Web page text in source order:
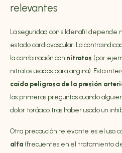
relevantes
La seguridad con sildenafil depende
estado cardiovascular. La
la combinación con nitratos (por
nitratos usados para angina). Esta
caída peligrosa de la presión
las primeras preguntas cuando
dolor torácico tras haber usado un
Otra precaución relevante es el uso
alfa (frecuentes en el tratamiento